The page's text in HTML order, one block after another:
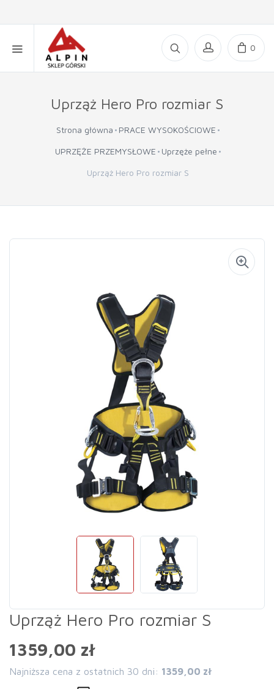
0
Uprząż Hero Pro rozmiar S
Strona główna PRACE WYSOKOŚCIOWE
UPRZĘŻE PRZEMYSŁOWE Uprzęże pełne
Uprząż Hero Pro rozmiar S
Uprząż Hero Pro rozmiar S
1359,00 zł
Najniższa cena z ostatnich 30 dni: 1359,00 zł